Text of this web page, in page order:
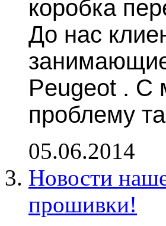
коробка
До нас
Peugeot . С
проблему
05.06.2014
Новости
прошивки!